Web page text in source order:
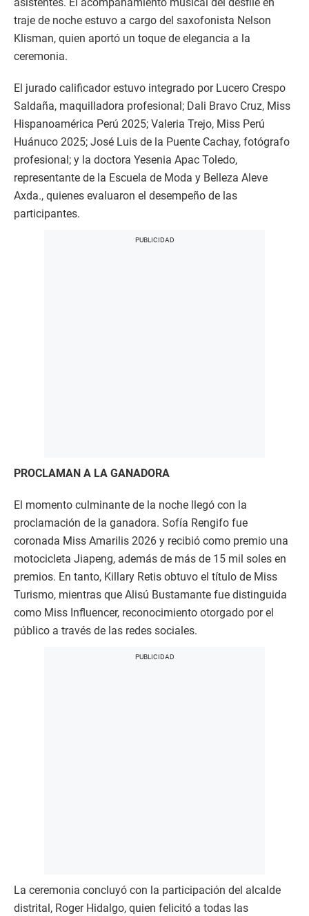
asistentes. El acompañamiento musical del desfile en
traje de noche estuvo a cargo del saxofonista Nelson
Klisman, quien aportó un toque de elegancia a la
ceremonia.
El jurado calificador estuvo integrado por Lucero Crespo
Saldaña, maquilladora profesional; Dali Bravo Cruz, Miss
Hispanoamérica Perú 2025; Valeria Trejo, Miss Perú
Huánuco 2025; José Luis de la Puente Cachay, fotógrafo
profesional; y la doctora Yesenia Apac Toledo,
representante de la Escuela de Moda y Belleza Aleve
Axda., quienes evaluaron el desempeño de las
participantes.
PROCLAMAN A LA GANADORA
El momento culminante de la noche llegó con la
proclamación de la ganadora. Sofía Rengifo fue
coronada Miss Amarilis 2026 y recibió como premio una
motocicleta Jiapeng, además de más de 15 mil soles en
premios. En tanto, Killary Retis obtuvo el título de Miss
Turismo, mientras que Alisú Bustamante fue distinguida
como Miss Influencer, reconocimiento otorgado por el
público a través de las redes sociales.
La ceremonia concluyó con la participación del alcalde
distrital, Roger Hidalgo, quien felicitó a todas las